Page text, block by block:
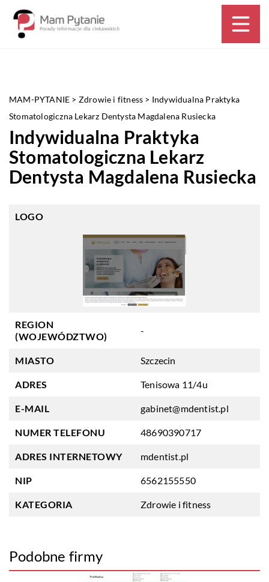
MAM-PYTANIE > Zdrowie i fitness > Indywidualna Praktyka
Stomatologiczna Lekarz Dentysta Magdalena Rusiecka
Indywidualna Praktyka
Stomatologiczna Lekarz
Dentysta Magdalena Rusiecka
LOGO
REGION
(WOJEWÓDZTWO)
-
MIASTO Szczecin
ADRES Tenisowa 11/4u
E-MAIL gabinet@mdentist.pl
NUMER TELEFONU 48690390717
ADRES INTERNETOWY mdentist.pl
NIP 6562155550
KATEGORIA Zdrowie i fitness
Podobne firmy